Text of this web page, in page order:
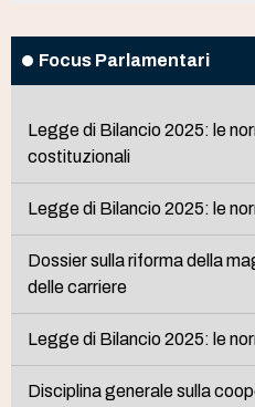
Focus Parlamentari
Legge di Bilancio 2025: le
costituzionali
Legge di Bilancio 2025: le
Dossier sulla riforma della
delle carriere
Legge di Bilancio 2025: le
Disciplina generale sulla